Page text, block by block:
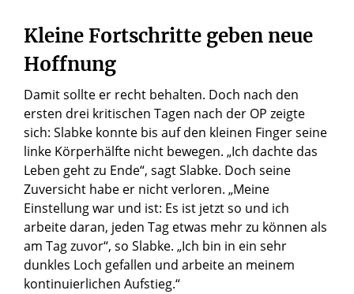
Kleine Fortschritte geben neue
Hoffnung
Damit sollte er recht behalten. Doch nach den
ersten drei kritischen Tagen nach der OP zeigte
sich: Slabke konnte bis auf den kleinen Finger seine
linke Körperhälfte nicht bewegen. „Ich dachte das
Leben geht zu Ende“, sagt Slabke. Doch seine
Zuversicht habe er nicht verloren. „Meine
Einstellung war und ist: Es ist jetzt so und ich
arbeite daran, jeden Tag etwas mehr zu können als
am Tag zuvor“, so Slabke. „Ich bin in ein sehr
dunkles Loch gefallen und arbeite an meinem
kontinuierlichen Aufstieg.“